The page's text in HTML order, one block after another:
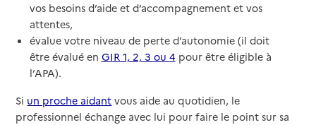
vos besoins d’aide et d’accompagnement et vos
attentes,
évalue votre niveau de perte d’autonomie (il doit
être évalué en GIR 1, 2, 3 ou 4 pour être éligible à
l’APA).
Si un proche aidant vous aide au quotidien, le
professionnel échange avec lui pour faire le point sur sa